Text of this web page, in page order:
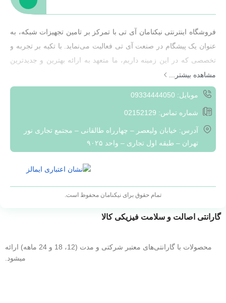
فروشگاه اینترنتی نیکنامان آی تی با تمرکز بر تامین تجهیزات شبکه، به
عنوان یک پیشگام در صنعت آی تی فعالیت می‌نماید. با تکیه بر تجربه و
تخصصی که در این زمینه داریم، ما متعهد به ارائه بهترین و جدیدترین
تجهیزات شبکه به مشتریان خود هستیم.هدف ما ارائه راهکارهایی
هوشمند و کارآمد به مشتریان است که به آن‌ها کمک کند تا بتوانند به
بهره‌وری بیشتری در محیط‌های شبکه‌ای خود دست یابند. با تمرکز بر
ارزش‌های مشتری و پیگیری مداوم نیازهای بازار، ما به مشتریان خود
راهکارهایی سفارشی و منحصر به فرد ارائه می‌دهیم تا بتوانند با
چالش‌های فعلی و آینده در حوزه تکنولوژی ارتباطات مقابله نمایند.
با افتخار می‌گوییم که به عنوان یکی از ارائه‌دهندگان برتر تجهیزات
مشاهده بیشتر...
موبایل: 09334444050
شماره تماس: 02152129
آدرس: خیابان ولیعصر – چهارراه طالقانی – مجتمع تجاری نور
تهران – طبقه اول تجاری – واحد ۹۰۲۵
تمام حقوق برای نیکنامان محفوظ است.
گارانتی اصالت و سلامت فیزیکی کالا
محصولات با گارانتی‌های معتبر شرکتی و مدت (12، 18 و 24 ماهه) ارائه
میشود.